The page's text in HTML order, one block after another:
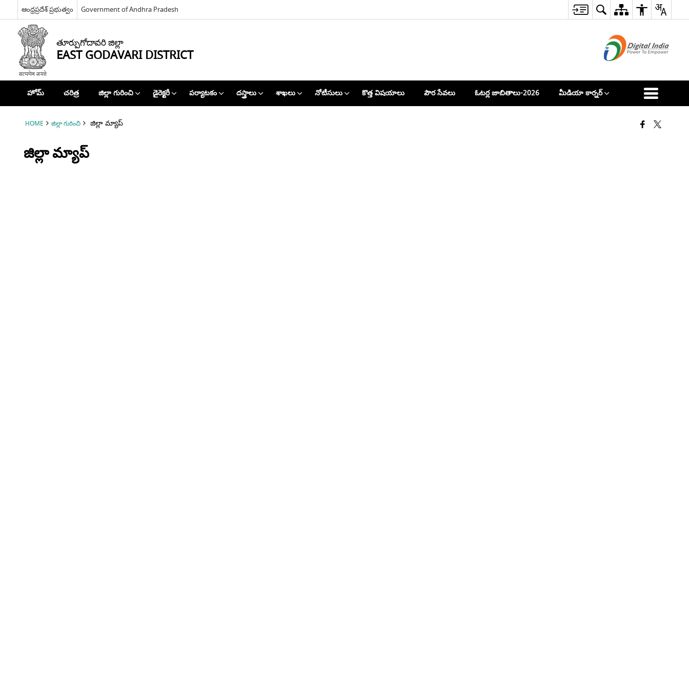
ఆంధ్రప్రదేశ్ ప్రభుత్వం Government of Andhra Pradesh
తూర్పుగోదావరి జిల్లా
EAST GODAVARI DISTRICT
హోమ్ చరిత్ర జిల్లా గురించి డైరెక్టరీ పర్యాటకం దస్త్రాలు శాఖలు నోటీసులు కొత్త విషయాలు పౌర సేవలు ఓటర్ల జాబితాలు-2026 మీడియా కార్నర్
HOME జిల్లా గురించి జిల్లా మ్యాప్
జిల్లా మ్యాప్